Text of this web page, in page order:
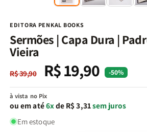
EDITORA PENKAL BOOKS
Sermões | Capa Dura |
Vieira
Preço
normal
R$ 39,90
Preço
promocional
R$ 19,90 -50%
à vista no Pix
ou em até6xde R$ 3,31sem juros
Em estoque